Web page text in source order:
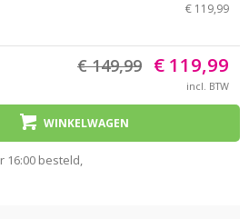
€ 119,99
€ 149,99 € 119,99
incl. BTW
WINKELWAGEN
16:00 besteld,